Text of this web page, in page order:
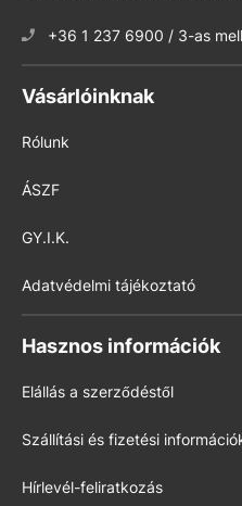
+36 1 237 6900 / 3-as
Vásárlóinknak
Rólunk
ÁSZF
GY.I.K.
Adatvédelmi tájékoztató
Hasznos információk
Elállás a szerződéstől
Szállítási és fizetési
Hírlevél-feliratkozás